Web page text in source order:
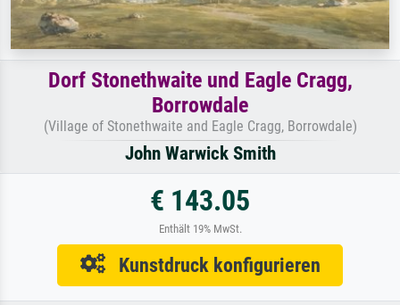
Dorf Stonethwaite und Eagle Cragg,
Borrowdale
(Village of Stonethwaite and Eagle Cragg, Borrowdale)
John Warwick Smith
€ 143.05
Enthält 19% MwSt.
Kunstdruck konfigurieren